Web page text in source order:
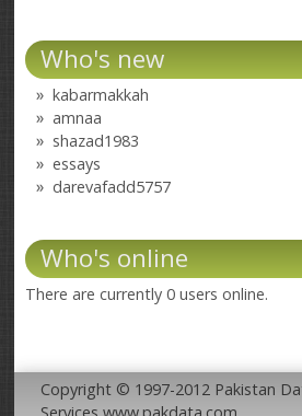
Who's new
kabarmakkah
amnaa
shazad1983
essays
darevafadd5757
Who's online
There are currently 0 users online.
Copyright © 1997-2012 Pakistan